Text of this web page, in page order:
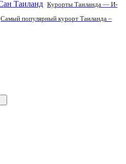
Курорты Таиланда — И-
Самый популярный курорт Таиланда –